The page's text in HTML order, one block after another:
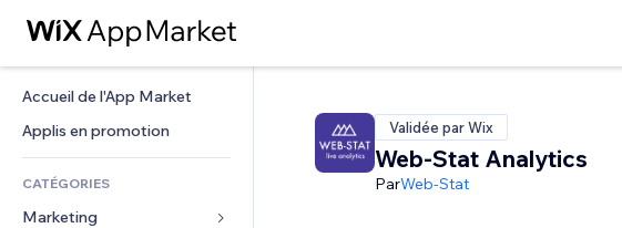
Accueil de l'App Market
Applis en promotion
CATÉGORIES
Marketing
Validée par Wix
Web-Stat Analytics
ParWeb-Stat